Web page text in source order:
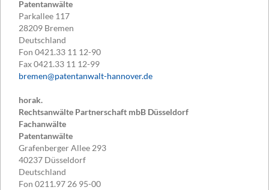
Patentanwälte
Parkallee 117
28209 Bremen
Deutschland
Fon 0421.33 11 12-90
Fax0421.33 11 12-99
bremen@patentanwalt-hannover.de
horak.
Rechtsanwälte Partnerschaft mbB Düsseldorf
Fachanwälte
Patentanwälte
Grafenberger Allee 293
40237 Düsseldorf
Deutschland
Fon 0211.97 26 95-00